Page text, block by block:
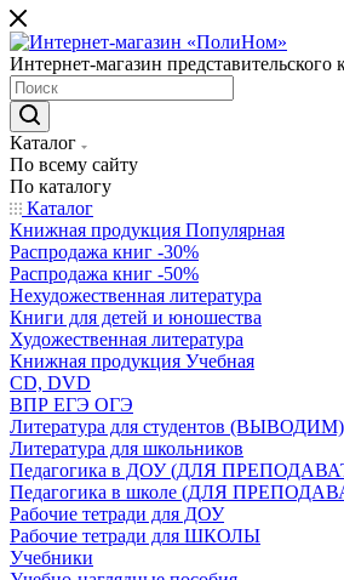
Интернет-магазин представительского
Каталог
По всему сайту
По каталогу
Каталог
Книжная продукция Популярная
Распродажа книг -30%
Распродажа книг -50%
Нехудожественная литература
Книги для детей и юношества
Художественная литература
Книжная продукция Учебная
CD, DVD
ВПР ЕГЭ ОГЭ
Литература для студентов (ВЫВОДИМ)
Литература для школьников
Педагогика в ДОУ (ДЛЯ
Педагогика в школе (ДЛЯ
Рабочие тетради для ДОУ
Рабочие тетради для ШКОЛЫ
Учебники